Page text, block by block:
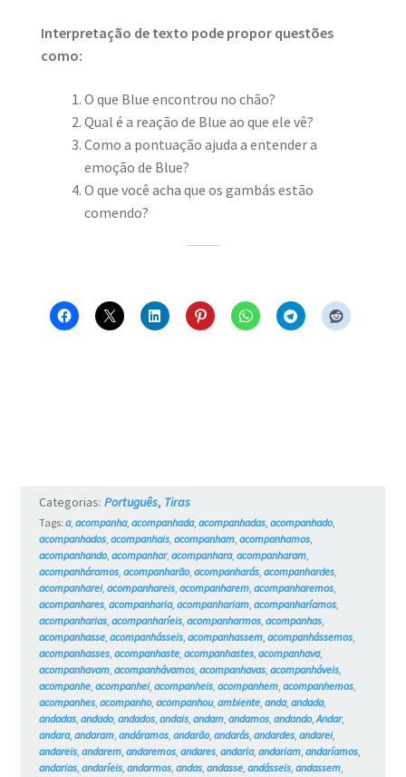
Interpretação de texto pode propor questões
como:
O que Blue encontrou no chão?
Qual é a reação de Blue ao que ele vê?
Como a pontuação ajuda a entender a
emoção de Blue?
O que você acha que os gambás estão
comendo?
Categorias: Português, Tiras
Tags: a, acompanha, acompanhada, acompanhadas, acompanhado,
acompanhados, acompanhais, acompanham, acompanhamos,
acompanhando, acompanhar, acompanhara, acompanharam,
acompanháramos, acompanharão, acompanharás, acompanhardes,
acompanharei, acompanhareis, acompanharem, acompanharemos,
acompanhares, acompanharia, acompanhariam, acompanharíamos,
acompanharias, acompanharíeis, acompanharmos, acompanhas,
acompanhasse, acompanhásseis, acompanhassem, acompanhássemos,
acompanhasses, acompanhaste, acompanhastes, acompanhava,
acompanhavam, acompanhávamos, acompanhavas, acompanháveis,
acompanhe, acompanhei, acompanheis, acompanhem, acompanhemos,
acompanhes, acompanho, acompanhou, ambiente, anda, andada,
andadas, andado, andados, andais, andam, andamos, andando, Andar,
andara, andaram, andáramos, andarão, andarás, andardes, andarei,
andareis, andarem, andaremos, andares, andaria, andariam, andaríamos,
andarias, andaríeis, andarmos, andas, andasse, andásseis, andassem,